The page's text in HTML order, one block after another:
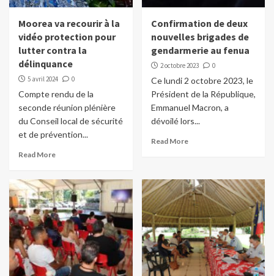
Moorea va recourir à la
vidéo protection pour
lutter contra la
délinquance
5 avril 2024 0
Compte rendu de la
seconde réunion plénière
du Conseil local de sécurité
et de prévention...
Read More
Confirmation de deux
nouvelles brigades de
gendarmerie au fenua
2 octobre 2023 0
Ce lundi 2 octobre 2023, le
Président de la République,
Emmanuel Macron, a
dévoilé lors...
Read More